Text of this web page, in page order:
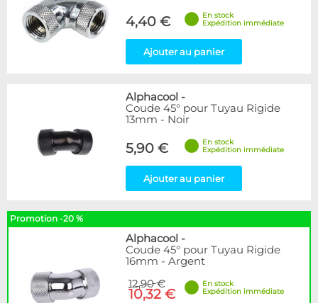
4,40 €
En stock
Expédition immédiate
Ajouter au panier
Alphacool -
Coude 45° pour Tuyau Rigide
13mm - Noir
5,90 €
En stock
Expédition immédiate
Ajouter au panier
Promotion -20 %
Alphacool -
Coude 45° pour Tuyau Rigide
16mm - Argent
12,90 €
10,32 €
En stock
Expédition immédiate